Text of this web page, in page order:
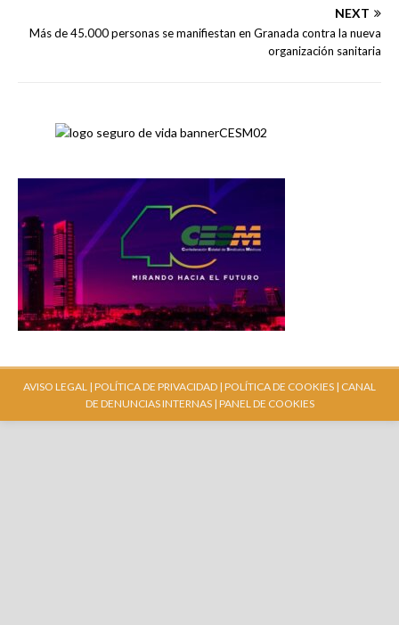
NEXT
Más de 45.000 personas se manifiestan en Granada contra la nueva
organización sanitaria
AVISO LEGAL | POLÍTICA DE PRIVACIDAD | POLÍTICA DE COOKIES | CANAL
DE DENUNCIAS INTERNAS| PANEL DE COOKIES